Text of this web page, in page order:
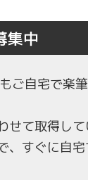
集中
ご自宅で楽
せて取得し
、すぐに自